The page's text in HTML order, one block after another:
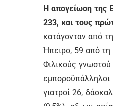
Η απογείωση της
233, και τους
κατάγονταν από
Ήπειρο, 59 από τη
Φιλικούς
εμποροϋπάλληλοι
γιατροί 26,